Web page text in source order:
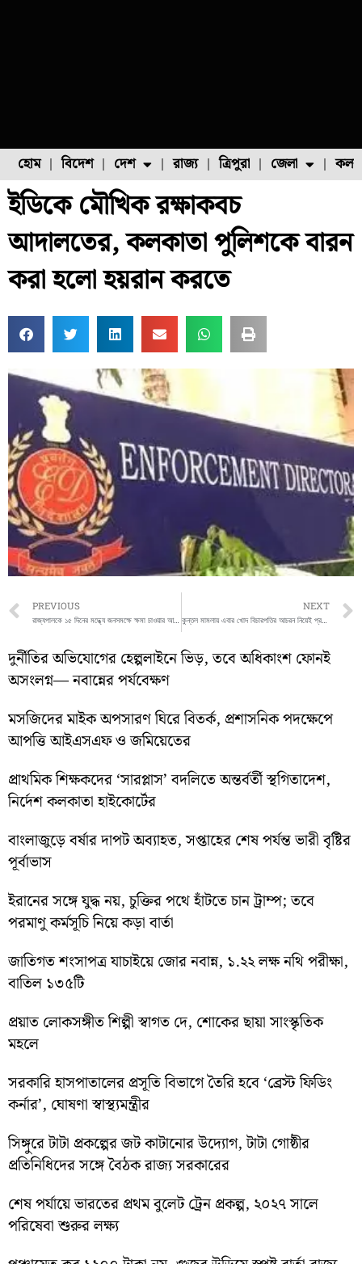
হোম বিদেশ দেশ
ফুল চাষ ফল চাষ
রাজ্য ত্রিপুরা জেলা
ইডিকে মৌখিক রক্ষাকবচ
আদালতের, কলকাতা পুলিশকে বারন
করা হলো হয়রান করতে
Prev
PREVIOUS
রাজ্যপালকে ১৫ দিনের মদ্ধ্যে জনসমক্ষে ক্ষমা চাওয়ার আইনী নোটিশ পাঠাল ১২ বিশ্ববিদ্যালয়ের প্রাক্তন উপাচার্য
NEXT
কুন্তল মামলায় এবার খোদ বিচারপতির আচরন নিয়েই প্রশ্ন তুলল সিবিআই
দুর্নীতির অভিযোগের হেল্পলাইনে ভিড়, তবে অধিকাংশ ফোনই
অসংলগ্ন— নবান্নের পর্যবেক্ষণ
মসজিদের মাইক অপসারণ ঘিরে বিতর্ক, প্রশাসনিক পদক্ষেপে
আপত্তি আইএসএফ ও জমিয়েতের
প্রাথমিক শিক্ষকদের ‘সারপ্লাস’ বদলিতে অন্তর্বর্তী স্থগিতাদেশ,
নির্দেশ কলকাতা হাইকোর্টের
বাংলাজুড়ে বর্ষার দাপট অব্যাহত, সপ্তাহের শেষ পর্যন্ত ভারী বৃষ্টির
পূর্বাভাস
ইরানের সঙ্গে যুদ্ধ নয়, চুক্তির পথে হাঁটতে চান ট্রাম্প; তবে
পরমাণু কর্মসূচি নিয়ে কড়া বার্তা
জাতিগত শংসাপত্র যাচাইয়ে জোর নবান্ন, ১.২২ লক্ষ নথি পরীক্ষা,
বাতিল ১৩৫টি
প্রয়াত লোকসঙ্গীত শিল্পী স্বাগত দে, শোকের ছায়া সাংস্কৃতিক
মহলে
সরকারি হাসপাতালের প্রসূতি বিভাগে তৈরি হবে ‘ব্রেস্ট ফিডিং
কর্নার’, ঘোষণা স্বাস্থ্যমন্ত্রীর
সিঙ্গুরে টাটা প্রকল্পের জট কাটানোর উদ্যোগ, টাটা গোষ্ঠীর
প্রতিনিধিদের সঙ্গে বৈঠক রাজ্য সরকারের
শেষ পর্যায়ে ভারতের প্রথম বুলেট ট্রেন প্রকল্প, ২০২৭ সালে
পরিষেবা শুরুর লক্ষ্য